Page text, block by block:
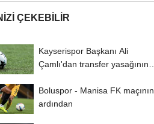
ÇEKEBILIR
Kayserispor Başkanı Ali
Çamlı'dan transfer yasağının
Boluspor - Manisa FK maçının
ardından